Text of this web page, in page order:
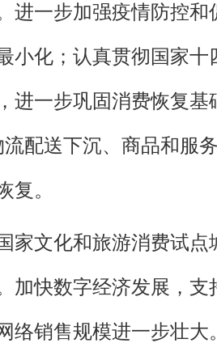
进一步加强疫情防控
小化；认真贯彻国家
进一步巩固消费恢复
配送下沉、商品和服
复。
家文化和旅游消费试
加快数字经济发展，支
销售规模进一步壮大。